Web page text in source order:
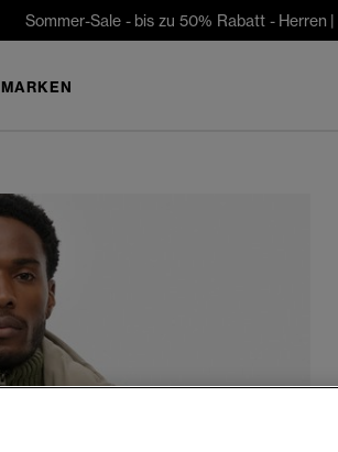
Sommer-Sale - bis zu 50% Rabatt - Herren |
MARKEN